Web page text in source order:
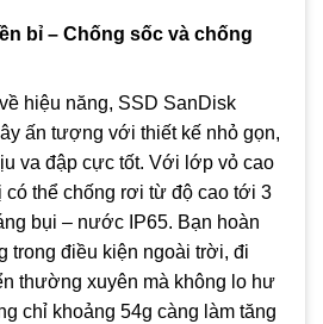
bỉ – Chống sốc và chống
hiệu năng, SSD SanDisk
ấn tượng với thiết kế nhỏ gọn,
va đập cực tốt. Với lớp vỏ cao
có thể chống rơi từ độ cao tới 3
bụi – nước IP65. Bạn hoàn
trong điều kiện ngoài trời, đi
thường xuyên mà không lo hư
chỉ khoảng 54g càng làm tăng